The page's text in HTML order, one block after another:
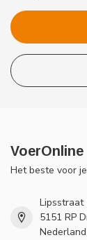
VoerOnline
Het beste voor
Lipsstraat
5151 RP
Nederland